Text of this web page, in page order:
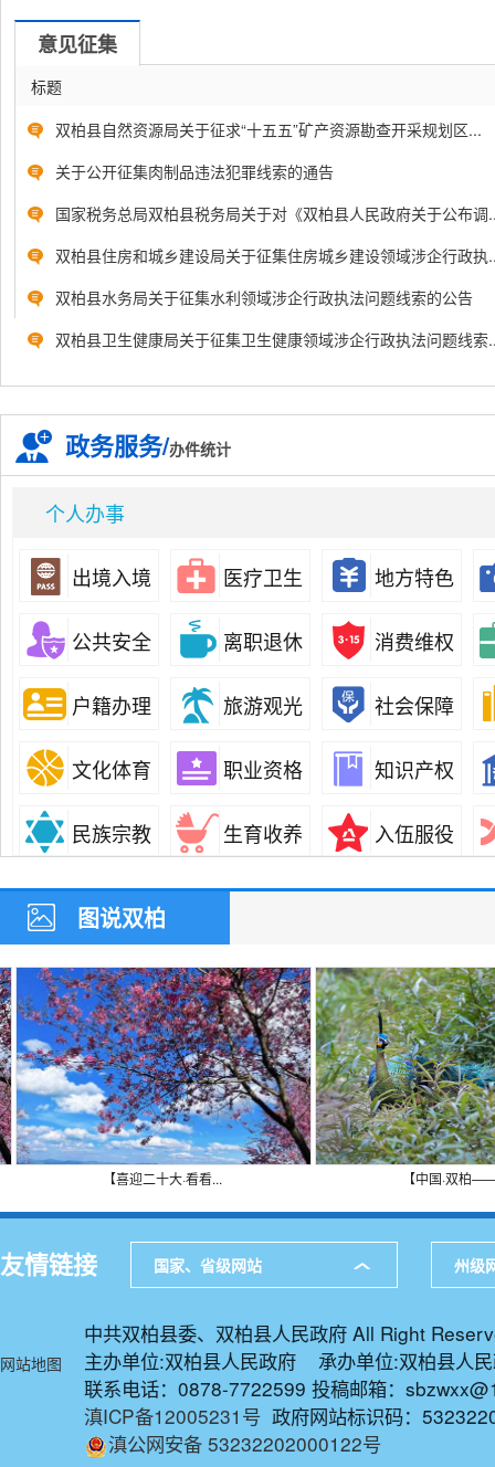
意见征集
标题
双柏县自然资源局关于征求“十五五”矿产资源勘查开采规划区...
关于公开征集肉制品违法犯罪线索的通告
国家税务总局双柏县税务局关于对《双柏县人民政府关于公布调
双柏县住房和城乡建设局关于征集住房城乡建设领域涉企行政执
双柏县水务局关于征集水利领域涉企行政执法问题线索的公告
双柏县卫生健康局关于征集卫生健康领域涉企行政执法问题线索
政务服务/办件统计
个人办事
出境入境 医疗卫生 地方特色
分类
公共安全 离职退休 消费维权
户籍办理 旅游观光 社会保障
文化体育 职业资格 知识产权
民族宗教 生育收养 入伍服役
准营准办 抵押质押 纳税缴费
优待抚恤 规划建设 住房保障
环保绿化 公用事业 死亡殡葬
图说双柏
【喜迎二十大·看看... 【中国·双柏——
友情链接 国家、省级网站 州级
网站地图
中共双柏县委、双柏县人民政府 All Right
主办单位:双柏县人民政府 承办单位:双柏县人
联系电话：0878-7722599 投稿邮箱：
滇ICP备12005231号 政府网站标识码：
滇公网安备 53232202000122号